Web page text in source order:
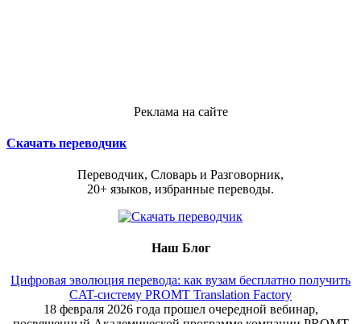
Реклама на сайте
Скачать переводчик
Переводчик, Словарь и Разговорник,
20+ языков, избранные переводы.
Наш Блог
Цифровая эволюция перевода: как вузам бесплатно получить
CAT-систему PROMT Translation Factory
18 февраля 2026 года прошел очередной вебинар,